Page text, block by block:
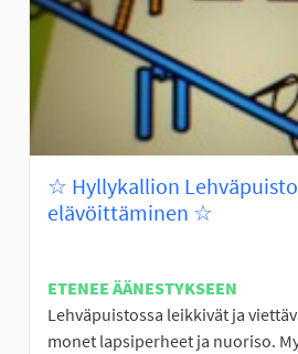
☆ Hyllykallion
elävöittäminen ☆
ETENEE ÄÄNESTYKSEEN
Lehväpuistossa leikkivät ja
monet lapsiperheet ja nuoriso.